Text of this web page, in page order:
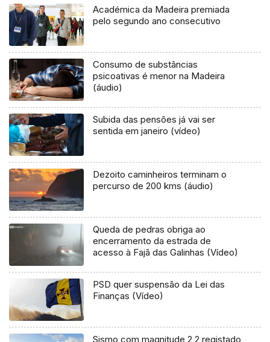
Académica da Madeira premiada
pelo segundo ano consecutivo
Consumo de substâncias
psicoativas é menor na Madeira
(áudio)
Subida das pensões já vai ser
sentida em janeiro (vídeo)
Dezoito caminheiros terminam o
percurso de 200 kms (áudio)
Queda de pedras obriga ao
encerramento da estrada de
acesso à Fajã das Galinhas (Vídeo)
PSD quer suspensão da Lei das
Finanças (Vídeo)
Sismo com magnitude 2,2 registado